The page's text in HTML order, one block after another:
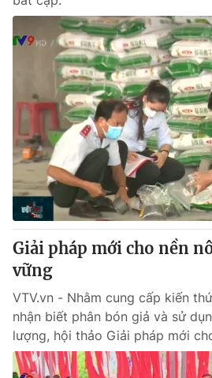
Nhân vật
Khán giả
Giải sao mai
Âm nhạc
Đời sống
Du lịch
Làm đẹp
Chất lượng cuộc sống
Giáo dục
Tuyển sinh
Học trực tuyến
Công nghệ
Hitech Công nghệ tương lai
Sản phẩm
Thị trường
Tư vấn
Giao lưu trực tuyến
Lịch phát sóng
Chuyên mục khác
Emagazine
Photo
Video
Giải pháp mới cho nền
vững
VTV.vn - Nhằm cung cấp kiến
nhận biết phân bón giả và sử
lượng, hội thảo Giải pháp mới